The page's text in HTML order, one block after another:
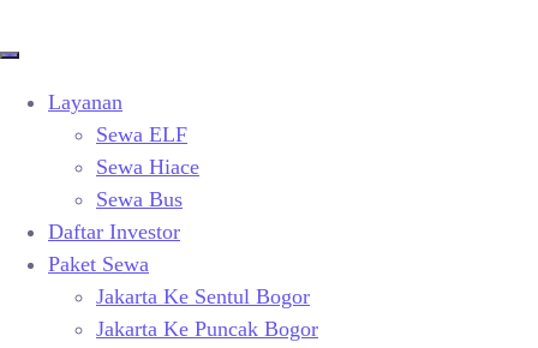
Layanan
Sewa ELF
Sewa Hiace
Sewa Bus
Daftar Investor
Paket Sewa
Jakarta Ke Sentul Bogor
Jakarta Ke Puncak Bogor